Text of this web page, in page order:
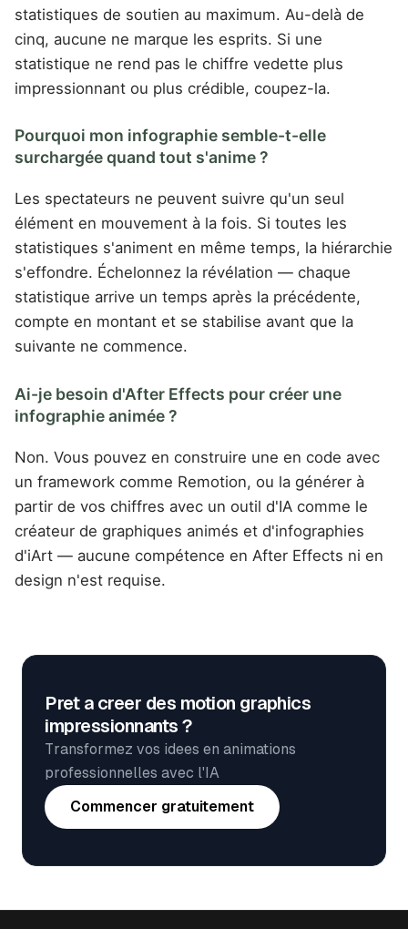
statistiques de soutien au maximum. Au-delà de
cinq, aucune ne marque les esprits. Si une
statistique ne rend pas le chiffre vedette plus
impressionnant ou plus crédible, coupez-la.
Pourquoi mon infographie semble-t-elle
surchargée quand tout s'anime ?
Les spectateurs ne peuvent suivre qu'un seul
élément en mouvement à la fois. Si toutes les
statistiques s'animent en même temps, la hiérarchie
s'effondre. Échelonnez la révélation — chaque
statistique arrive un temps après la précédente,
compte en montant et se stabilise avant que la
suivante ne commence.
Ai-je besoin d'After Effects pour créer une
infographie animée ?
Non. Vous pouvez en construire une en code avec
un framework comme Remotion, ou la générer à
partir de vos chiffres avec un outil d'IA comme le
créateur de graphiques animés et d'infographies
d'iArt — aucune compétence en After Effects ni en
design n'est requise.
Pret a creer des motion graphics
impressionnants ?
Transformez vos idees en animations
professionnelles avec l'IA
Commencer gratuitement